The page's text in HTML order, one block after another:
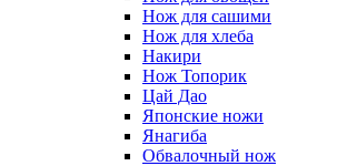
Нож для сашими
Нож для хлеба
Накири
Нож Топорик
Цай Дао
Японские ножи
Янагиба
Обвалочный нож